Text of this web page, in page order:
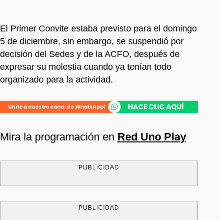
El Primer Convite estaba previsto para el domingo
5 de diciembre, sin embargo, se suspendió por
decisión del Sedes y de la ACFO, después de
expresar su molestia cuando ya tenían todo
organizado para la actividad.
Mira la programación en Red Uno Play
PUBLICIDAD
PUBLICIDAD